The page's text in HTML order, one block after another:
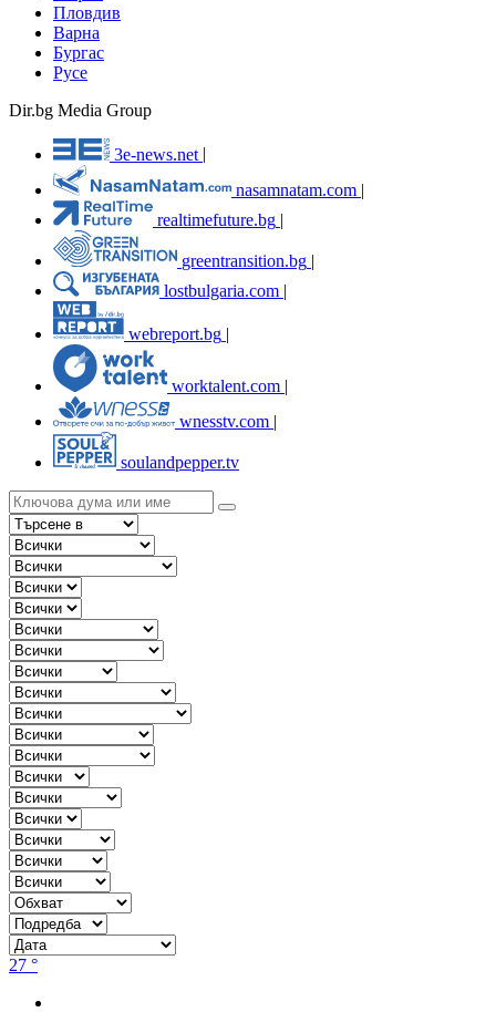
Пловдив
Варна
Бургас
Русе
Dir.bg Media Group
3e-news.net
nasamnatam.com |
realtimefuture.bg |
greentransition.bg |
lostbulgaria.com |
webreport.bg
worktalent.com |
wnesstv.com |
soulandpepper.tv
27 °